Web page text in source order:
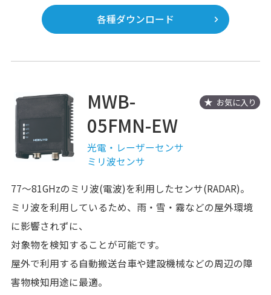
各種ダウンロード
お気に入り
MWB-
05FMN-EW
光電・レーザーセンサ
ミリ波センサ
77～81GHzのミリ波(電波)を利用したセンサ(RADAR)。
ミリ波を利用しているため、雨・雪・霧などの屋外環境
に影響されずに、
対象物を検知することが可能です。
屋外で利用する自動搬送台車や建設機械などの周辺の障
害物検知用途に最適。